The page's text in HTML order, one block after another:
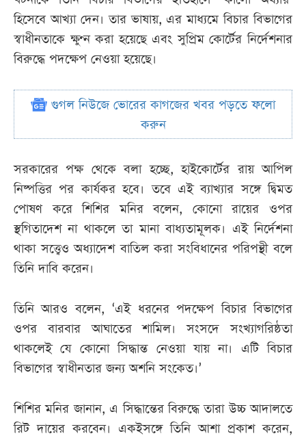
হিসেবে আখ্যা দেন। তার ভাষায়, এর মাধ্যমে বিচার বিভাগের
স্বাধীনতাকে ক্ষুণ্ন করা হয়েছে এবং সুপ্রিম কোর্টের নির্দেশনার
বিরুদ্ধে পদক্ষেপ নেওয়া হয়েছে।
গুগল নিউজে ভোরের কাগজের খবর পড়তে ফলো
করুন
সরকারের পক্ষ থেকে বলা হচ্ছে, হাইকোর্টের রায় আপিল
নিষ্পত্তির পর কার্যকর হবে। তবে এই ব্যাখ্যার সঙ্গে দ্বিমত
পোষণ করে শিশির মনির বলেন, কোনো রায়ের ওপর
স্থগিতাদেশ না থাকলে তা মানা বাধ্যতামূলক। এই নির্দেশনা
থাকা সত্ত্বেও অধ্যাদেশ বাতিল করা সংবিধানের পরিপন্থী বলে
তিনি দাবি করেন।
তিনি আরও বলেন, ‘এই ধরনের পদক্ষেপ বিচার বিভাগের
ওপর বারবার আঘাতের শামিল। সংসদে সংখ্যাগরিষ্ঠতা
থাকলেই যে কোনো সিদ্ধান্ত নেওয়া যায় না। এটি বিচার
বিভাগের স্বাধীনতার জন্য অশনি সংকেত।’
শিশির মনির জানান, এ সিদ্ধান্তের বিরুদ্ধে তারা উচ্চ আদালতে
রিট দায়ের করবেন। একইসঙ্গে তিনি আশা প্রকাশ করেন,